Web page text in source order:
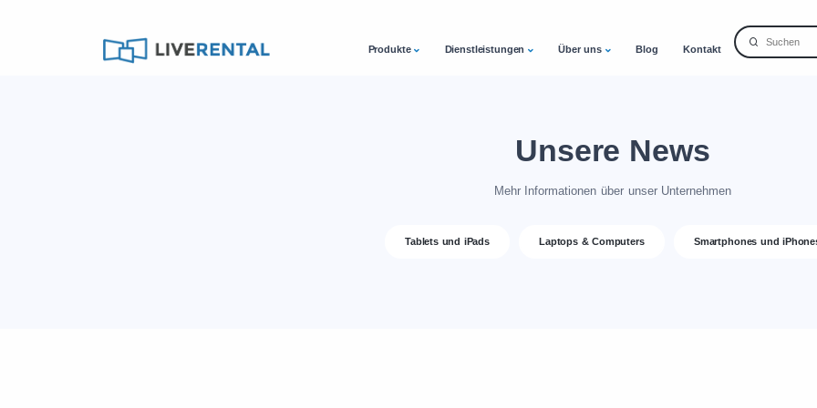
Produkte Dienstleistungen Über uns Blog Kontakt
Unsere News
Mehr Informationen über unser Unternehmen
Tablets und iPads Laptops & Computers Smartphones und